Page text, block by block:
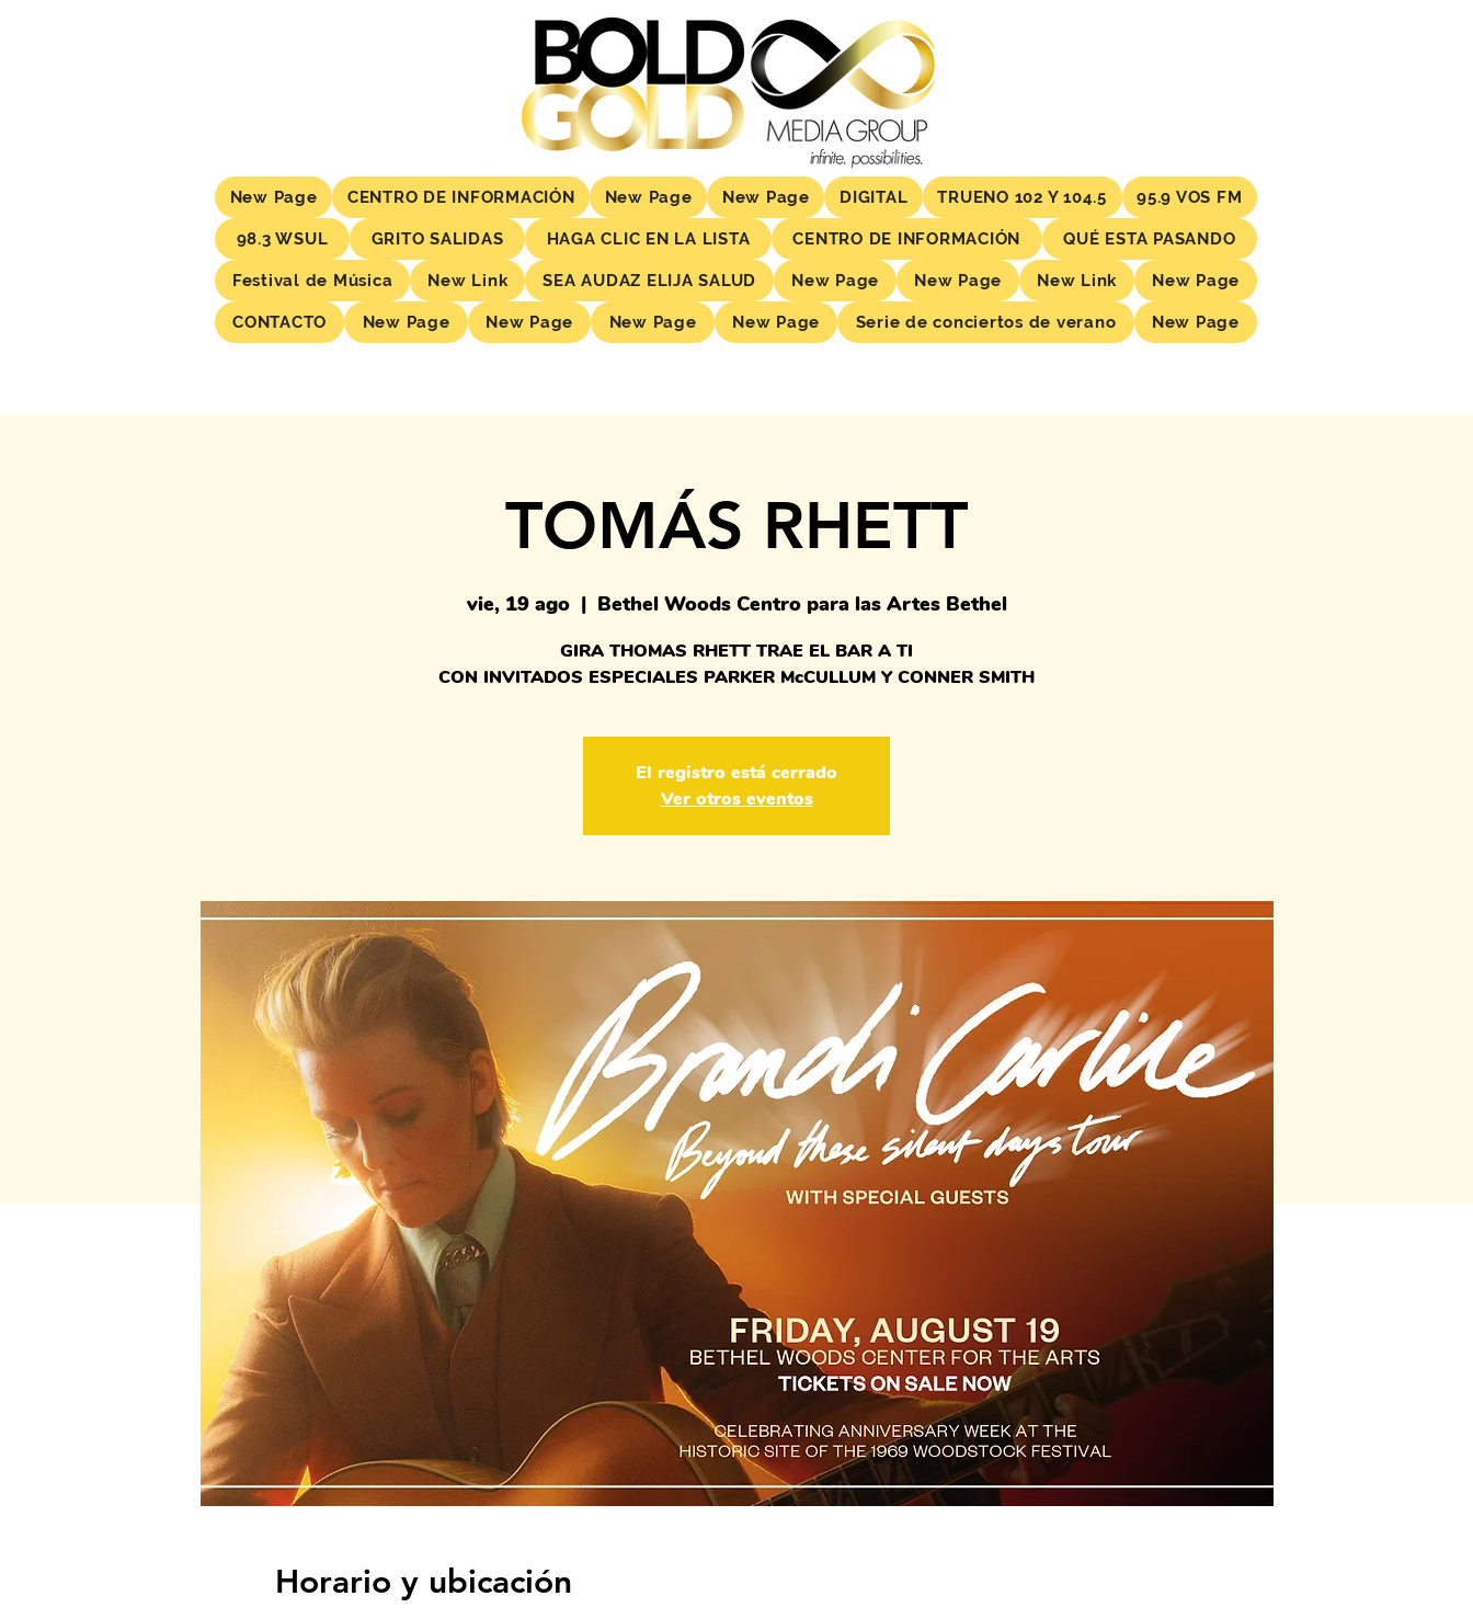
New Page CENTRO DE INFORMACIÓN New Page New Page DIGITAL TRUENO 102 Y 104.5 95.9 VOS FM
98.3 WSUL GRITO SALIDAS HAGA CLIC EN LA LISTA CENTRO DE INFORMACIÓN QUÉ ESTA PASANDO
Festival de Música New Link SEA AUDAZ ELIJA SALUD New Page New Page New Link New Page
CONTACTO New Page New Page New Page New Page Serie de conciertos de verano New Page
TOMÁS RHETT
vie, 19 ago
  |
Bethel Woods Centro para las Artes Bethel
GIRA THOMAS RHETT TRAE EL BAR A TI
CON INVITADOS ESPECIALES PARKER McCULLUM Y CONNER SMITH
El registro está cerrado
Ver otros eventos
Horario y ubicación